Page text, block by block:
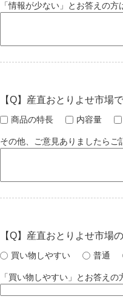
「情報が少ない」とお答えの
【Q】産直おとりよせ市場
商品の特長 内容量
その他、ご意見ありましたらご
【Q】産直おとりよせ市場
買い物しやすい 普通
「買い物しやすい」とお答え